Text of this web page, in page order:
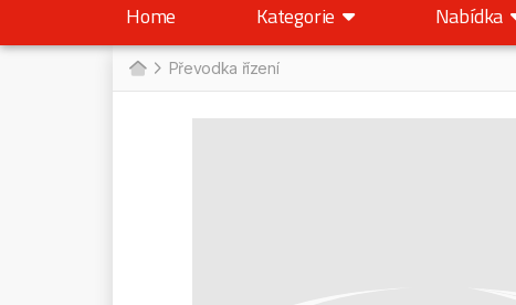
Home Kategorie Nabídka
Převodka řízení